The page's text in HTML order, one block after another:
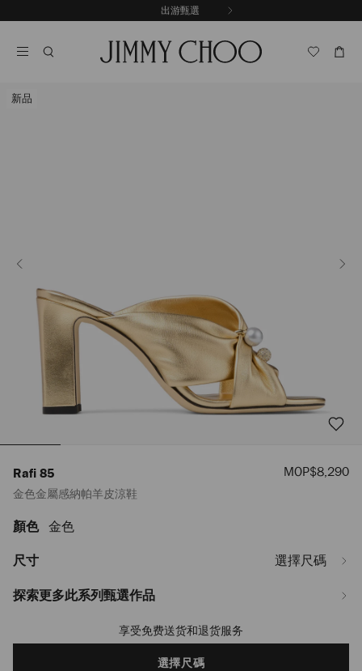
至
探索新品
出游甄選
新品
Rafi 85
金色金屬感納帕羊皮涼鞋
優
MOP$8,290
https://www.jimmychoo.com/mo/hy_MO/%E5%A5%B3%E5%A3%AB/
RAFI85MNAOO0022.html
顏色 金色
探索更多此系列甄選作品
尺寸 選擇尺碼
to
享受免费送货和退货服务
選擇尺碼